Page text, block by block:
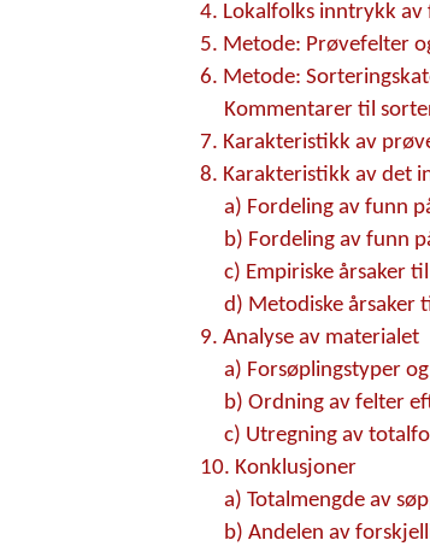
4. Lokalfolks inntrykk av
5. Metode: Prøvefelter
6. Metode:
Kommentarer til
7. Karakteristikk av
8. Karakteristikk av det
a) Fordeling av funn
b) Fordeling av funn
c) Empiriske årsaker
d) Metodiske årsaker
9. Analyse av materialet
a) Forsøplingstyper
b) Ordning av felter
c) Utregning av
10. Konklusjoner
a) Totalmengde av
b) Andelen av